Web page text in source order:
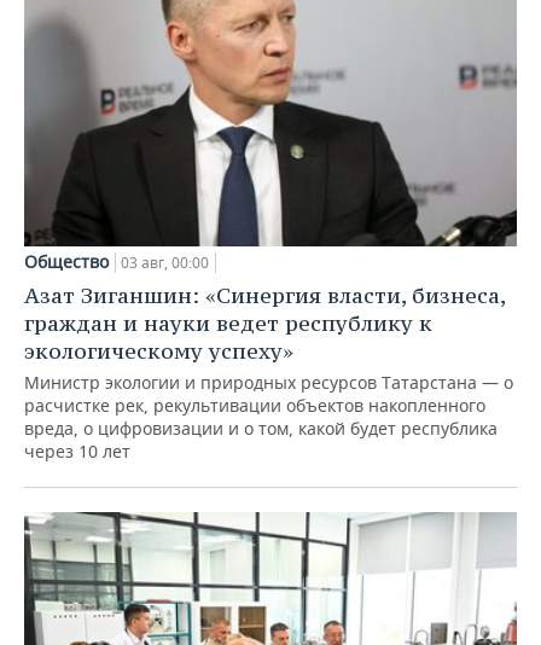
Общество 03 авг, 00:00
Азат Зиганшин: «Синергия власти, бизнеса,
граждан и науки ведет республику к
экологическому успеху»
Министр экологии и природных ресурсов Татарстана — о
расчистке рек, рекультивации объектов накопленного
вреда, о цифровизации и о том, какой будет республика
через 10 лет